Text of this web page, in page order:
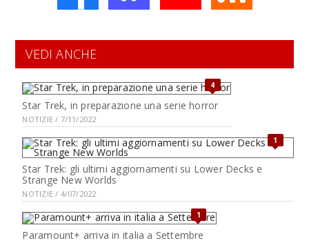
VEDI ANCHE
4
Star Trek, in preparazione una serie horror
NOTIZIE / 7/11/2022
1
Star Trek: gli ultimi aggiornamenti su Lower Decks e
Strange New Worlds
NOTIZIE / 4/07/2022
1
Paramount+ arriva in italia a Settembre